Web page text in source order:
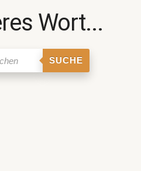
Wort...
SUCHE